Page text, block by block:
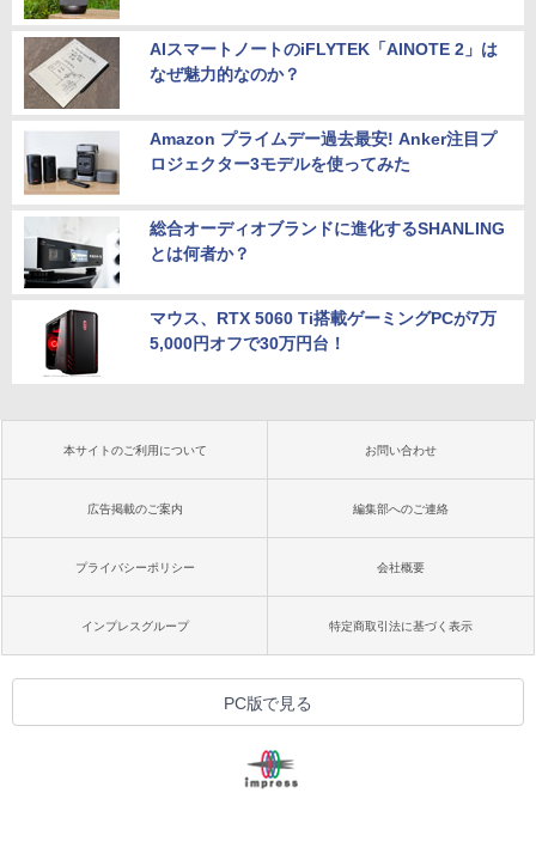
AIスマートノートのiFLYTEK「AINOTE 2」は
なぜ魅力的なのか？
Amazon プライムデー過去最安! Anker注目プ
ロジェクター3モデルを使ってみた
総合オーディオブランドに進化するSHANLING
とは何者か？
マウス、RTX 5060 Ti搭載ゲーミングPCが7万
5,000円オフで30万円台！
本サイトのご利用について お問い合わせ
広告掲載のご案内 編集部へのご連絡
プライバシーポリシー 会社概要
インプレスグループ 特定商取引法に基づく表示
PC版で見る